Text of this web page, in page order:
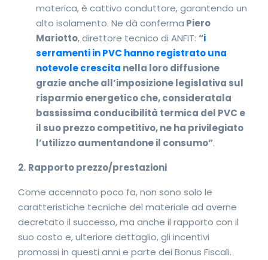
materica, è cattivo conduttore, garantendo un
alto isolamento. Ne dà conferma Piero
Mariotto, direttore tecnico di ANFIT: “i
serramenti in PVC hanno registrato una
notevole crescita nella loro diffusione
grazie anche all’imposizione legislativa sul
risparmio energetico che, consideratala
bassissima conducibilità termica del PVC e
il suo prezzo competitivo, ne ha privilegiato
l’utilizzo aumentandone il consumo”.
2. Rapporto prezzo/prestazioni
Come accennato poco fa, non sono solo le
caratteristiche tecniche del materiale ad averne
decretato il successo, ma anche il rapporto con il
suo costo e, ulteriore dettaglio, gli incentivi
promossi in questi anni e parte dei Bonus Fiscali.